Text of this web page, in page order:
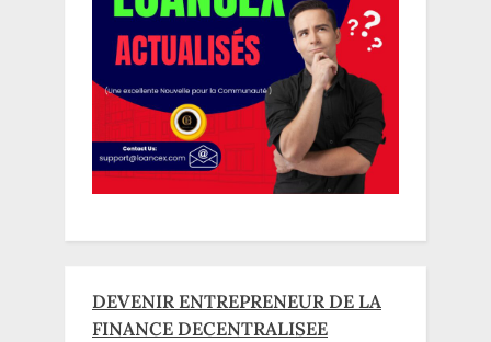
DEVENIR ENTREPRENEUR DE LA
FINANCE DECENTRALISEE